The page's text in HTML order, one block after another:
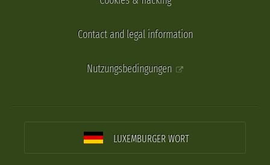
Contact and legal information
Nutzungsbedingungen
LUXEMBURGER WORT